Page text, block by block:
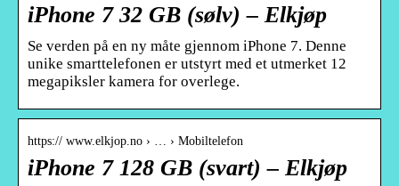
iPhone 7 32 GB (sølv) – Elkjøp
Se verden på en ny måte gjennom iPhone 7. Denne
unike smarttelefonen er utstyrt med et utmerket 12
megapiksler kamera for overlege.
https:// www.elkjop.no › … › Mobiltelefon
iPhone 7 128 GB (svart) – Elkjøp